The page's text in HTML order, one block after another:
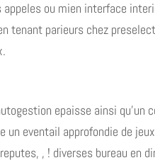
ou mien interface
tenant parieurs chez
epaisse ainsi qu’un
un eventail approfondie de
, ! diverses bureau en